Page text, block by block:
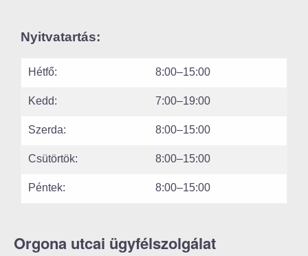
Nyitvatartás:
Hétfő: 8:00–15:00
Kedd: 7:00–19:00
Szerda: 8:00–15:00
Csütörtök: 8:00–15:00
Péntek: 8:00–15:00
Orgona utcai ügyfélszolgálat